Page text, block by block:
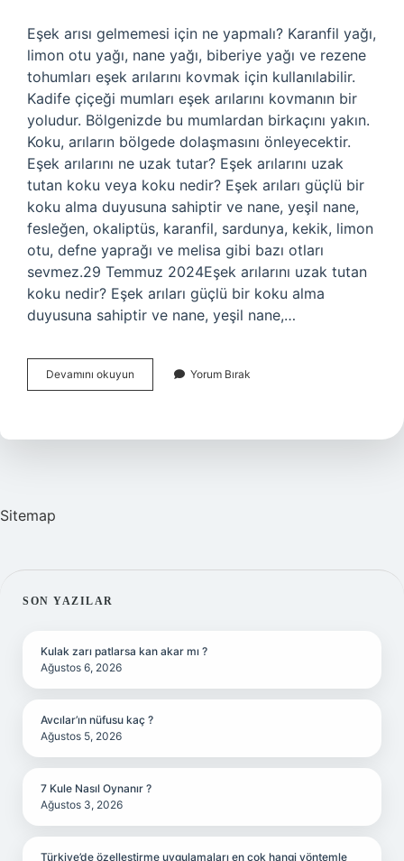
Eşek arısı gelmemesi için ne yapmalı? Karanfil yağı,
limon otu yağı, nane yağı, biberiye yağı ve rezene
tohumları eşek arılarını kovmak için kullanılabilir.
Kadife çiçeği mumları eşek arılarını kovmanın bir
yoludur. Bölgenizde bu mumlardan birkaçını yakın.
Koku, arıların bölgede dolaşmasını önleyecektir.
Eşek arılarını ne uzak tutar? Eşek arılarını uzak
tutan koku veya koku nedir? Eşek arıları güçlü bir
koku alma duyusuna sahiptir ve nane, yeşil nane,
fesleğen, okaliptüs, karanfil, sardunya, kekik, limon
otu, defne yaprağı ve melisa gibi bazı otları
sevmez.29 Temmuz 2024Eşek arılarını uzak tutan
koku nedir? Eşek arıları güçlü bir koku alma
duyusuna sahiptir ve nane, yeşil nane,…
Devamını okuyun
Arıları
Sevmez
Yorum Bırak
Sitemap
SIDEBAR
SON YAZILAR
Kulak zarı patlarsa kan akar mı ?
Ağustos 6, 2026
Avcılar’ın nüfusu kaç ?
Ağustos 5, 2026
7 Kule Nasıl Oynanır ?
Ağustos 3, 2026
Türkiye’de özelleştirme uygulamaları en çok hangi yöntemle